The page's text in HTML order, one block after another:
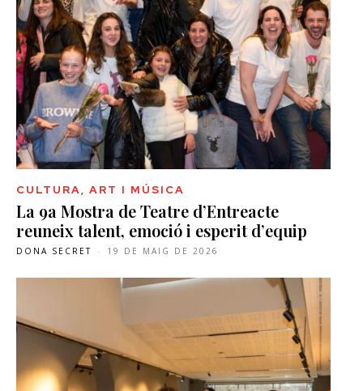
CULTURA, ART I MÚSICA
La 9a Mostra de Teatre d’Entreacte
reuneix talent, emoció i esperit d’equip
DONA SECRET - 19 DE MAIG DE 2026